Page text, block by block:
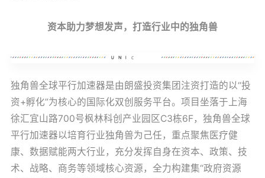
资本助力梦想发声，打造行业中的独角兽
独角兽全球平行加速器是由朗盛投资集团注资打造的以“投
资+孵化”为核心的国际化双创服务平台。项目坐落于上海
徐汇宜山路700号枫林科创产业园区C3栋6F，独角兽全球
平行加速器以培育行业独角兽为己任，重点聚焦医疗健
康、数据赋能两大行业，充分发挥自身在资本、政策、技
术、战略、商务等领域核心资源，全力构建集“政府资源